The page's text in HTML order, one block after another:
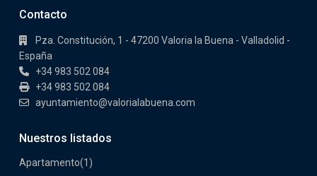
Contacto
Pza. Constitución, 1 - 47200 Valoria la Buena - Valladolid -
España
+34 983 502 084
+34 983 502 084
ayuntamiento@valorialabuena.com
Nuestros listados
Apartamento(1)